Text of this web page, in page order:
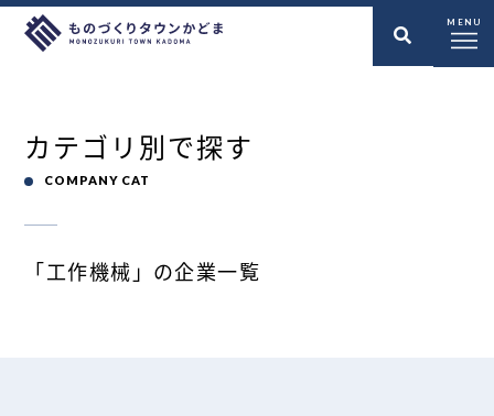
MENU
カテゴリ別で探す
COMPANY CAT
「工作機械」の企業一覧